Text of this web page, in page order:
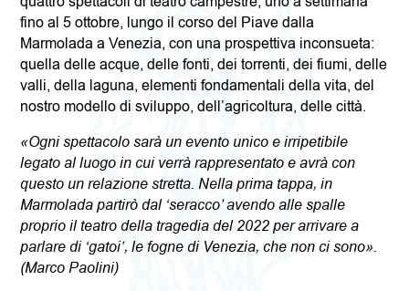
fino al 5 ottobre, lungo il corso del Piave dalla
Marmolada a Venezia, con una prospettiva inconsueta:
quella delle acque, delle fonti, dei torrenti, dei fiumi, delle
valli, della laguna, elementi fondamentali della vita, del
nostro modello di sviluppo, dell’agricoltura, delle città.
«Ogni spettacolo sarà un evento unico e irripetibile
legato al luogo in cui verrà rappresentato e avrà con
questo un relazione stretta. Nella prima tappa, in
Marmolada partirò dal ‘seracco’ avendo alle spalle
proprio il teatro della tragedia del 2022 per arrivare a
parlare di ‘gatoi’, le fogne di Venezia, che non ci sono».
(Marco Paolini)